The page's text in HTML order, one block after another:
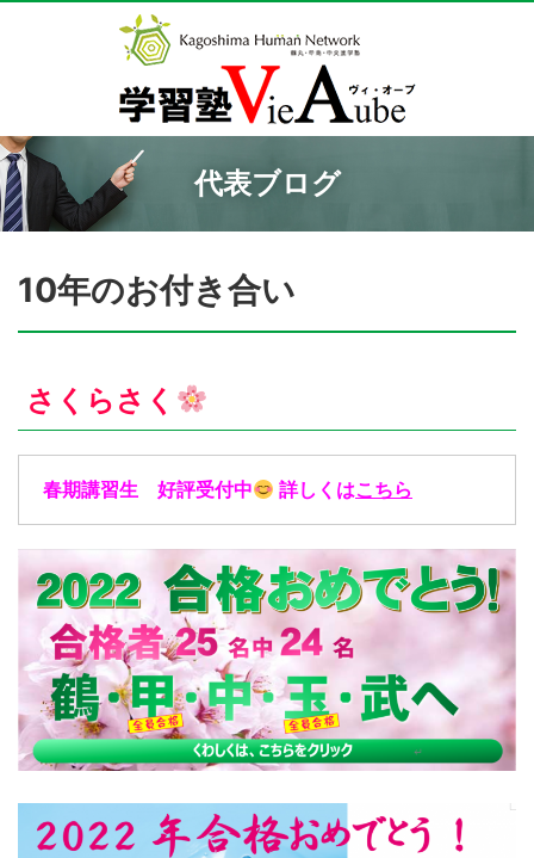
代表ブログ
10年のお付き合い
さくらさく
春期講習生 好評受付中 詳しくはこちら